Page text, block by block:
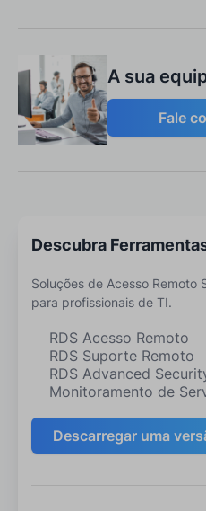
A sua
Fale
Descubra
Soluções de Acesso Remoto
para profissionais de TI.
RDS Acesso Remoto
RDS Suporte Remoto
RDS Advanced
Monitoramento de
Descarregar uma